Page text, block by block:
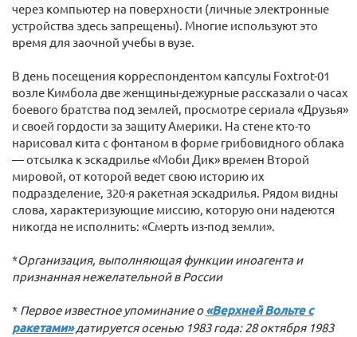
через компьютер на поверхности (личные электронные
устройства здесь запрещены). Многие используют это
время для заочной учебы в вузе.
В день посещения корреспондентом капсулы Foxtrot-01
возле Кимбола две женщины-дежурные рассказали о часах
боевого братства под землей, просмотре сериала «Друзья»
и своей гордости за защиту Америки. На стене кто-то
нарисовал кита с фонтаном в форме грибовидного облака
— отсылка к эскадрилье «Моби Дик» времен Второй
мировой, от которой ведет свою историю их
подразделение, 320-я ракетная эскадрилья. Рядом видны
слова, характеризующие миссию, которую они надеются
никогда не исполнить: «Смерть из-под земли».
*Организация, выполняющая функции иноагента и
признанная нежелательной в России
* Первое известное упоминание о«Верхней Вольте с
ракетами»датируется осенью 1983 года: 28 октября 1983